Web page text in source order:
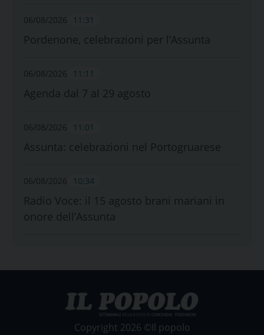
06/08/2026 11:31
Pordenone, celebrazioni per l’Assunta
06/08/2026 11:11
Agenda dal 7 al 29 agosto
06/08/2026 11:01
Assunta: celebrazioni nel Portogruarese
06/08/2026 10:34
Radio Voce: il 15 agosto brani mariani in
onore dell’Assunta
Copyright 2026 ©Il popolo